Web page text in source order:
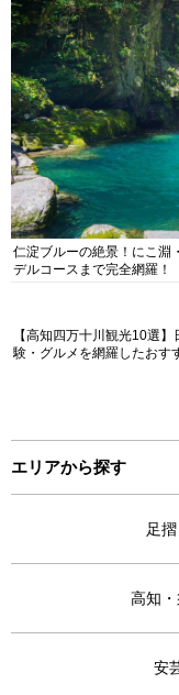
仁淀ブルーの絶景！にこ淵
デルコースまで完全網羅！
【高知四万十川観光10選
験・グルメを網羅したおす
エリアから探す
足
高知・
安